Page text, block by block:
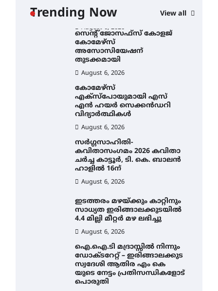
Trending Now View all
ചെയ്യുന്നു
August 6, 2026
സെന്റ് ജോസഫ്സ് കോളജ്
കോമേഴ്‌സ്
അസോസിയേഷന്
തുടക്കമായി
August 6, 2026
കോമേഴ്സ്
എക്സ്പോയുമായി എസ്
എൻ ഹയർ സെക്കൻഡറി
വിദ്യാർത്ഥികൾ
August 6, 2026
സർഗ്ഗസാഹിതി-
കവിതാസംഗമം 2026 കവിതാ
ചർച്ച കാട്ടൂർ, ടി. കെ. ബാലൻ
ഹാളിൽ 16ന്
August 6, 2026
ഇടത്തരം മഴയ്ക്കും കാറ്റിനും
സാധ്യത ഇരിങ്ങാലക്കുടയിൽ
4.4 മില്ലി മീറ്റർ മഴ ലഭിച്ചു
August 6, 2026
ഐ.ഐ.ടി മദ്രാസ്സിൽ നിന്നും
ഡോക്ടറേറ്റ് – ഇരിങ്ങാലക്കുട
സ്വദേശി ആതിര എം കെ
യുടെ നേട്ടം പ്രതിസന്ധികളോട്
പൊരുതി